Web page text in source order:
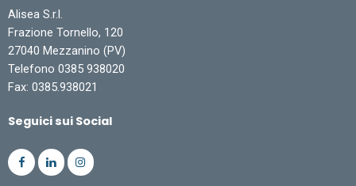
Alisea S.r.l.
Frazione Tornello, 120
27040 Mezzanino (PV)
Telefono 0385 938020
Fax: 0385.938021
Seguici sui Social